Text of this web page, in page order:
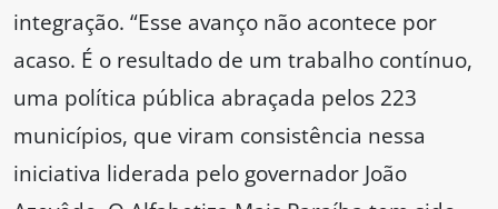
integração. “Esse avanço não acontece por
acaso. É o resultado de um trabalho contínuo,
uma política pública abraçada pelos 223
municípios, que viram consistência nessa
iniciativa liderada pelo governador João